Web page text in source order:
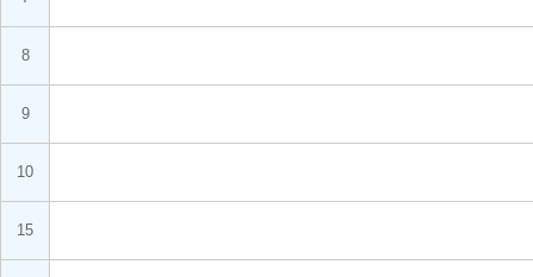
8
9
10
15